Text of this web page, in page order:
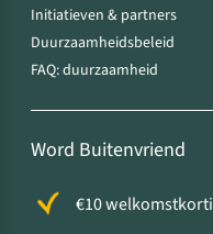
Initiatieven & partners
Duurzaamheidsbeleid
FAQ: duurzaamheid
Word Buitenvriend
€10